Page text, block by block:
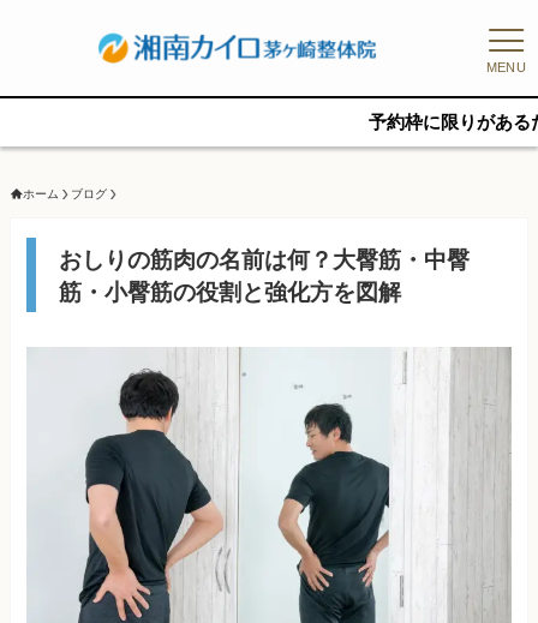
MENU
予約枠に限りがあるため、新規
ホーム ブログ
おしりの筋肉の名前は何？大臀筋・中臀
筋・小臀筋の役割と強化方を図解